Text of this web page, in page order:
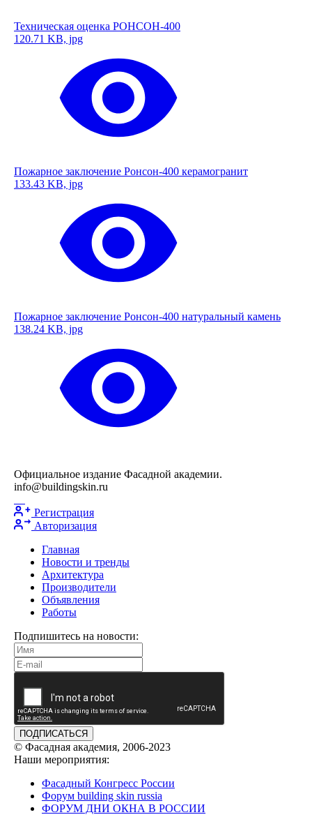
Техническая оценка РОНСОН-400
120.71 KB, jpg
Пожарное заключение Ронсон-400 керамогранит
133.43 KB, jpg
Пожарное заключение Ронсон-400 натуральный камень
138.24 KB, jpg
Официальное издание Фасадной академии.
info@buildingskin.ru
Регистрация
Авторизация
Главная
Новости и тренды
Архитектура
Производители
Объявления
Работы
Подпишитесь на новости:
ПОДПИСАТЬСЯ
© Фасадная академия, 2006-2023
Наши мероприятия:
Фасадный Конгресс России
Форум building skin russia
ФОРУМ ДНИ ОКНА В РОССИИ